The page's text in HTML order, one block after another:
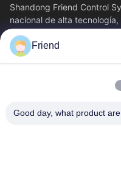
Shandong Friend Control
nacional de alta
instrumentación, fabricación
Vínculos Rápidos
Visita A La Fábrica
Friend
Good day, what product